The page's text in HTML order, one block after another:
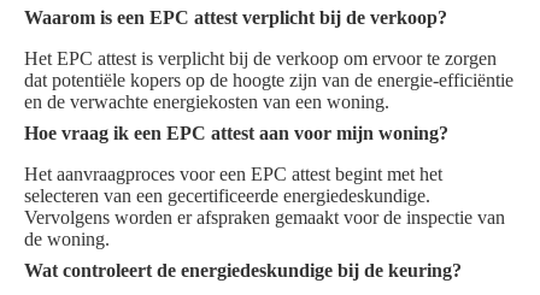
Waarom is een EPC attest verplicht bij de verkoop?
Het EPC attest is verplicht bij de verkoop om ervoor te zorgen
dat potentiële kopers op de hoogte zijn van de energie-efficiëntie
en de verwachte energiekosten van een woning.
Hoe vraag ik een EPC attest aan voor mijn woning?
Het aanvraagproces voor een EPC attest begint met het
selecteren van een gecertificeerde energiedeskundige.
Vervolgens worden er afspraken gemaakt voor de inspectie van
de woning.
Wat controleert de energiedeskundige bij de keuring?